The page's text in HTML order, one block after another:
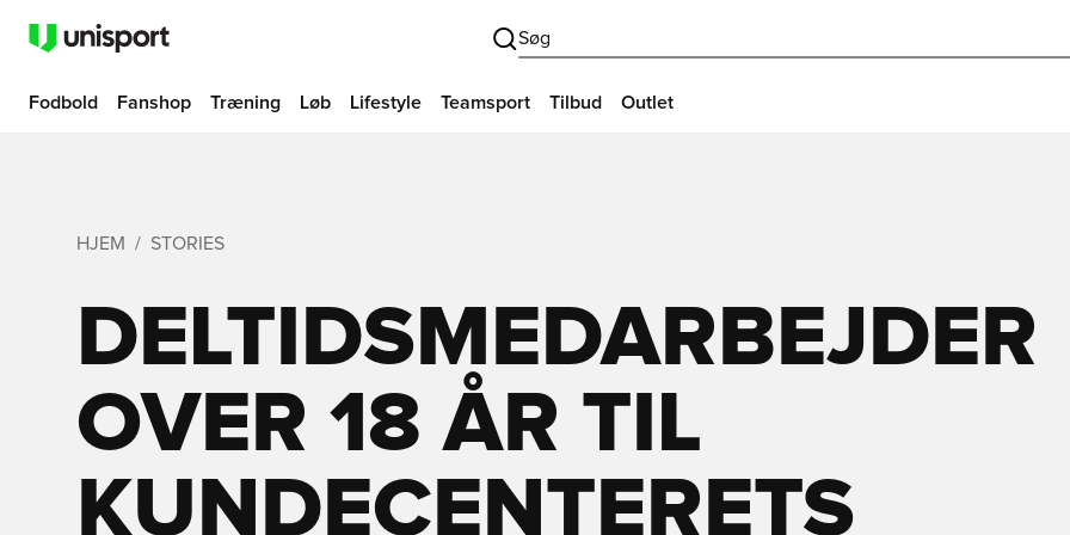
Søg
Fodbold Fanshop Træning Løb Lifestyle Teamsport Tilbud Outlet
HJEM STORIES
DELTIDSMEDARBEJDER
OVER 18 ÅR TIL
KUNDECENTERETS